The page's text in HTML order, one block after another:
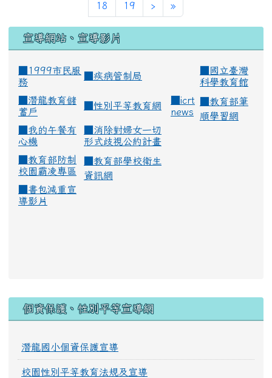
18 19 › »
宣導網站、宣導影片
■1999市民服
務
疾病管制局
國立臺灣
科學教育館
潛龍教育儲
蓄戶
性別平等教育網
icrt
news
教育部筆
順學習網
我的午餐有
心機
消除對婦女一切
形式歧視公約計畫
教育部防制
校園霸凌專區
教育部學校衛生
資訊網
書包減重宣
導影片
個資保護、性別平等宣導網
潛龍國小個資保護宣導
校園性別平等教育法規及宣導